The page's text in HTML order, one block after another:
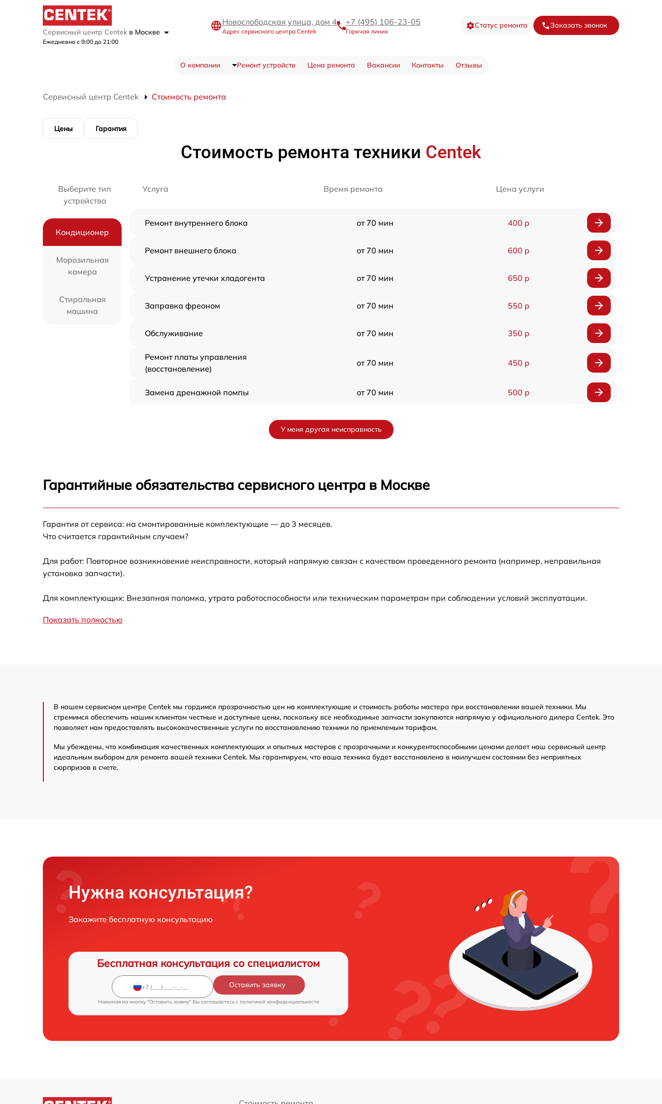
Сервисный центр Centek в Москве
Ежедневно с 9:00 до 21:00
Новослободская улица, дом 4
Адрес сервисного центра Centek
+7 (495) 106-23-05
Горячая линия
Статус ремонта Заказать звонок
О компании Ремонт устройств Цена ремонта Вакансии Контакты Отзывы
Сервисный центр Centek Стоимость ремонта
Цены Гарантия
Стоимость ремонта техники Centek
Выберите тип
устройства
Кондиционер
Морозильная
камера
Стиральная
машина
Услуга Время ремонта Цена услуги
Ремонт внутреннего блока от 70 мин 400 р
Ремонт внешнего блока от 70 мин 600 р
Устранение утечки хладогента от 70 мин 650 р
Заправка фреоном от 70 мин 550 р
Обслуживание от 70 мин 350 р
Ремонт платы управления
(восстановление)
от 70 мин 450 р
Замена дренажной помпы от 70 мин 500 р
от 70 мин
У меня другая неисправность
Гарантийные обязательства сервисного центра в Москве
Гарантия от сервиса: на смонтированные комплектующие — до 3 месяцев.
Что считается гарантийным случаем?
Для работ: Повторное возникновение неисправности, который напрямую связан с качеством проведенного ремонта (например, неправильная
установка запчасти).
Для комплектующих: Внезапная поломка, утрата работоспособности или техническим параметрам при соблюдении условий эксплуатации.
Показать полностью
В нашем сервисном центре Centek мы гордимся прозрачностью цен на комплектующие и стоимость работы мастера при восстановлении вашей техники. Мы
стремимся обеспечить нашим клиентам честные и доступные цены, поскольку все необходимые запчасти закупаются напрямую у официального дилера Centek. Это
позволяет нам предоставлять высококачественные услуги по восстановлению техники по приемлемым тарифам.
Мы убеждены, что комбинация качественных комплектующих и опытных мастеров с прозрачными и конкурентоспособными ценами делает наш сервисный центр
идеальным выбором для ремонта вашей техники Centek. Мы гарантируем, что ваша техника будет восстановлена в наилучшем состоянии без неприятных
сюрпризов в счете.
Нужна консультация?
Закажите бесплатную консультацию
Бесплатная консультация со специалистом
Оставить заявку
Нажимая на кнопку "Оставить заявку" Вы соглашаетесь c политикой конфиденциальности